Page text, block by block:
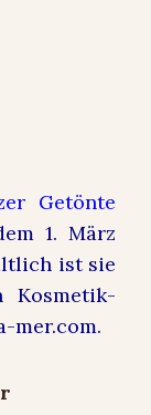
Getönte
1. März
ist sie
mer.com.